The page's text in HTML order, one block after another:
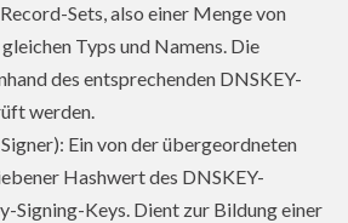
Sets, also einer Menge von
Typs und Namens. Die
des entsprechenden DNSKEY-
werden.
Ein von der übergeordneten
Hashwert des DNSKEY-
Signing-Keys. Dient zur Bildung einer